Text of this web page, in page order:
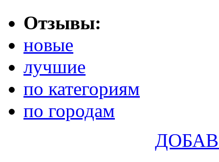
Отзывы:
новые
лучшие
по категориям
по городам